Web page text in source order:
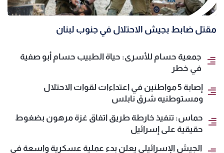
مقتل ضابط بجيش الاحتلال في جنوب لبنان
جمعية حسام للأسرى: حياة الطبيب حسام أبو صفية
في خطر
إصابة 5 مواطنين في اعتداءات لقوات الاحتلال
ومستوطنيه شرق نابلس
حماس: تنفيذ خارطة طريق اتفاق غزة مرهون بضغوط
حقيقية على إسرائيل
الجيش الإسرائيلي يعلن بدء عملية عسكرية واسعة في